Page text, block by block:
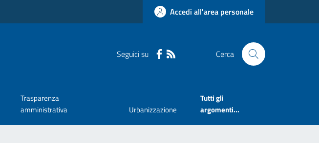
Accedi all'area personale
Seguici su Cerca
Trasparenza
amministrativa
Urbanizzazione
Tutti gli
argomenti...